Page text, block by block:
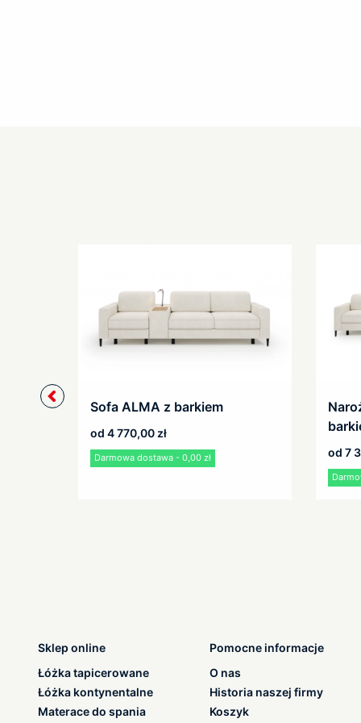
Sofa ALMA z barkiem
od 4 770,00 zł
Darmowa dostawa - 0,00 zł od 7
Sklep online
Łóżka tapicerowane
Łóżka kontynentalne
Materace do spania
Pomocne informacje
O nas
Historia naszej firmy
Koszyk